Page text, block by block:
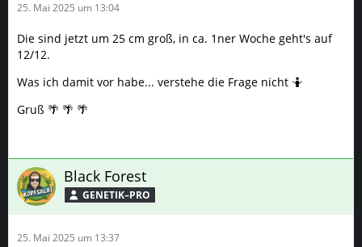
25. Mai 2025 um 13:04
Die sind jetzt um 25 cm groß, in ca. 1ner Woche geht's auf
12/12.
Was ich damit vor habe... verstehe die Frage nicht 🤷
Gruß 🌴 🌴 🌴
Black Forest
GENETIK–PRO
25. Mai 2025 um 13:37